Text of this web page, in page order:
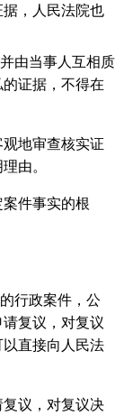
，人民法院也
由当事人互相质
证据，不得在
地审查核实证
由。
件事实的根
行政案件，公
复议，对复议
直接向人民法
议，对复议决